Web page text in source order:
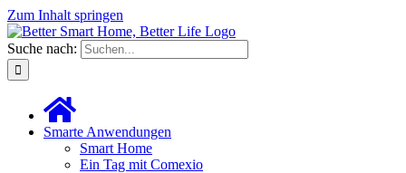
Zum Inhalt springen
Suche nach:
Smarte Anwendungen
Smart Home
Ein Tag mit Comexio